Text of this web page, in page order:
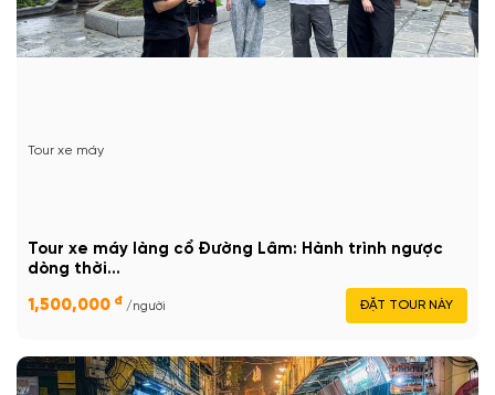
Tour xe máy
Tour xe máy làng cổ Đường Lâm: Hành trình ngược
dòng thời...
1,500,000 đ /người ĐẶT TOUR NÀY